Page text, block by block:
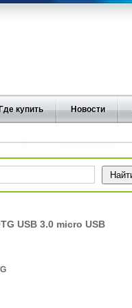
купить Новости
USB 3.0 micro USB